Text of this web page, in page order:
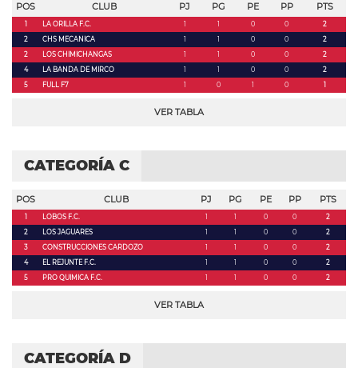
POS CLUB PJ PG PE PP PTS
1 LA ORILLA F.C. 1 1 0 0
2
2
CHS MECANICA 1 1 0 0
2
2
LOS CHIMICHANGAS 1 1 0 0
2
4
LA BANDA DE MIRCO 1 1 0 0
2
5
FULL F7 1 0 1 0 1
VER TABLA
CATEGORÍA C
POS CLUB PJ PG PE PP PTS
1 LOBOS F.C. 1 1 0 0
2
2
LOS JAGUARES 1 1 0 0
2
3
CONSTRUCCIONES CARDOZO 1 1 0 0
2
4
EL REJUNTE F.C. 1 1 0 0
2
5
PRO QUIMICA F.C. 1 1 0 0 2
VER TABLA
CATEGORÍA D